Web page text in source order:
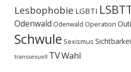
Lesbophobie LGBTI
Odenwald Odenwald Operation
Schwule Sexismus
transsexuell TVWahl